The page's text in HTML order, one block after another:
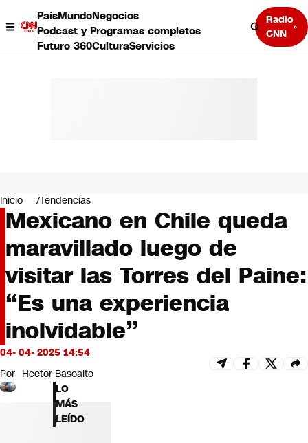
PaísMundoNegocios
Podcast y Programas completos
Futuro 360CulturaServicios
Radio
CNN
Negocios
Deportes
Programas completos
Cultura
Servicios
Bits
CNN tiempo
Futuro 360
Opinión
Inicio Tendencias
Mexicano en Chile queda
maravillado luego de
visitar las Torres del Paine:
“Es una experiencia
inolvidable”
04- 04- 2025 14:54
Por Hector Basoalto
LO
MÁS
LEÍDO